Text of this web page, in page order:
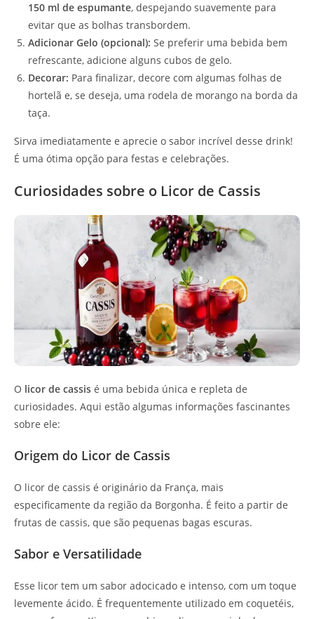
150 ml de espumante, despejando suavemente para
evitar que as bolhas transbordem.
Adicionar Gelo (opcional): Se preferir uma bebida bem
refrescante, adicione alguns cubos de gelo.
Decorar: Para finalizar, decore com algumas folhas de
hortelã e, se deseja, uma rodela de morango na borda da
taça.
Sirva imediatamente e aprecie o sabor incrível desse drink!
É uma ótima opção para festas e celebrações.
Curiosidades sobre o Licor de Cassis
O licor de cassis é uma bebida única e repleta de
curiosidades. Aqui estão algumas informações fascinantes
sobre ele:
Origem do Licor de Cassis
O licor de cassis é originário da França, mais
especificamente da região da Borgonha. É feito a partir de
frutas de cassis, que são pequenas bagas escuras.
Sabor e Versatilidade
Esse licor tem um sabor adocicado e intenso, com um toque
levemente ácido. É frequentemente utilizado em coquetéis,